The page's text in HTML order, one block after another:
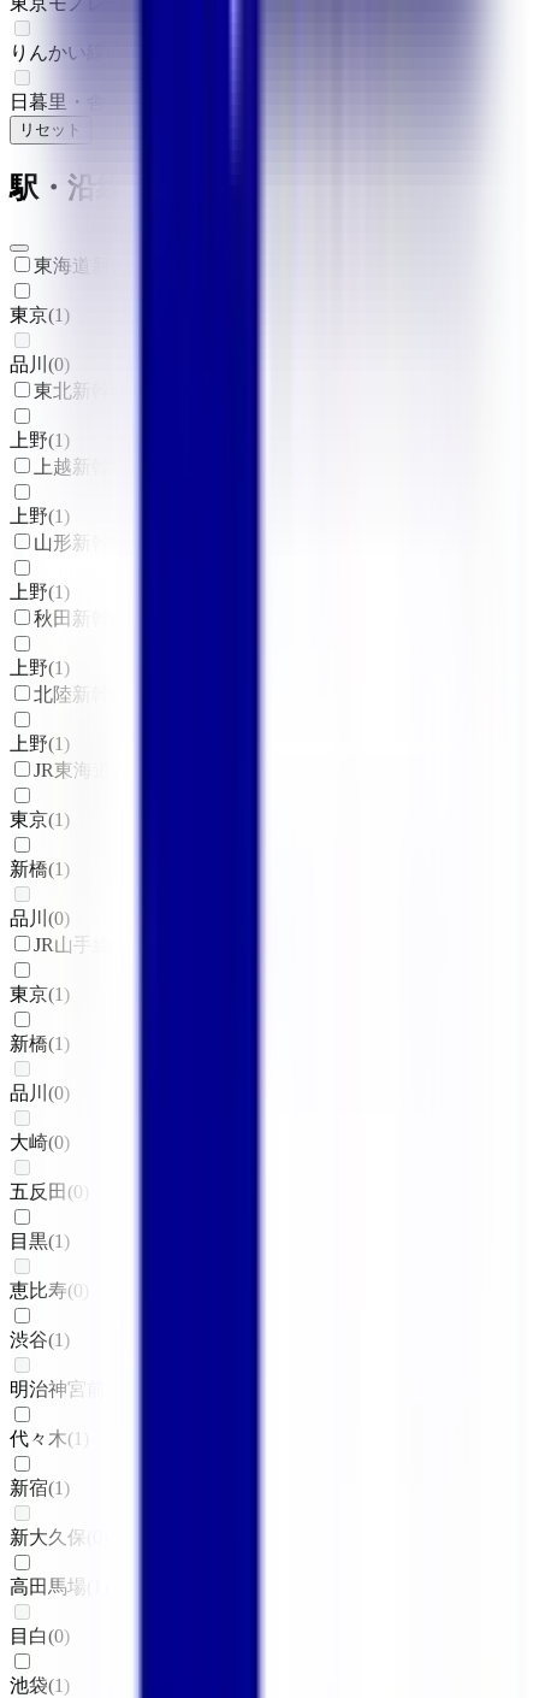
りんかい線
日暮里・舎人ライナー
リセット
駅・沿線からさがす
東海道新幹線
東京(1)
品川 (0)
東北新幹線
上野(1)
上越新幹線
上野(1)
山形新幹線
上野(1)
秋田新幹線
上野(1)
北陸新幹線
上野(1)
JR東海道本線(東京～熱海)
東京(1)
新橋(1)
品川 (0)
JR山手線
東京(1)
新橋(1)
品川 (0)
大崎(0)
五反田 (0
目黒(1)
恵比寿(0
渋谷(1)
明治神宮前〈原宿〉
代々木(1
新宿(1)
新大久保
高田馬場
目白(0)
池袋(1)